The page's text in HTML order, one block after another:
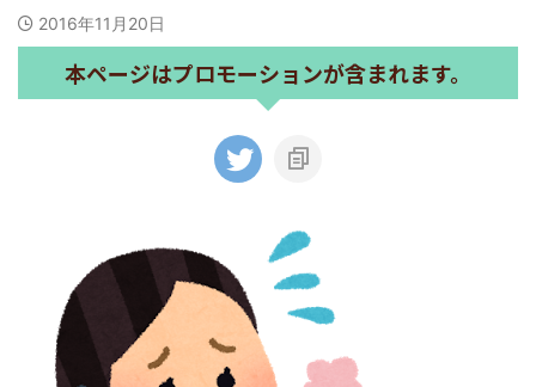
2016年11月20日
本ページはプロモーションが含まれます。